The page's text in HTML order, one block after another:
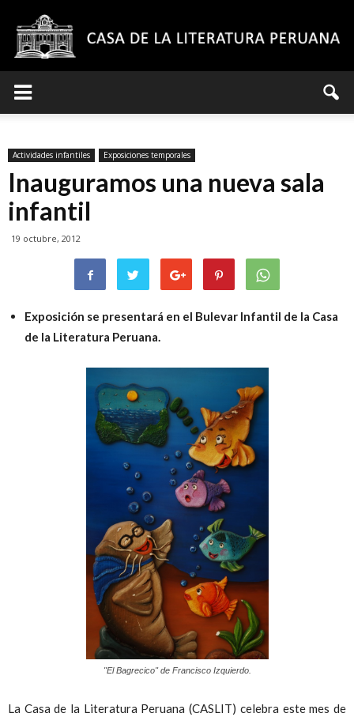
Literatura
Actividades infantiles Exposiciones temporales
Inauguramos una nueva sala
infantil
19 octubre, 2012
Exposición se presentará en el Bulevar Infantil de la Casa
de la Literatura Peruana.
"El Bagrecico" de Francisco Izquierdo.
La Casa de la Literatura Peruana (CASLIT) celebra este mes de